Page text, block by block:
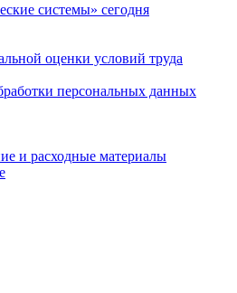
системы» сегодня
оценки условий труда
персональных данных
и расходные материалы